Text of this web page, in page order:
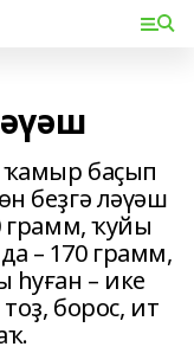
баҫып
беҙгә ләүәш
грамм, ҡуйы
– 170 грамм,
һуған – ике
борос, ит